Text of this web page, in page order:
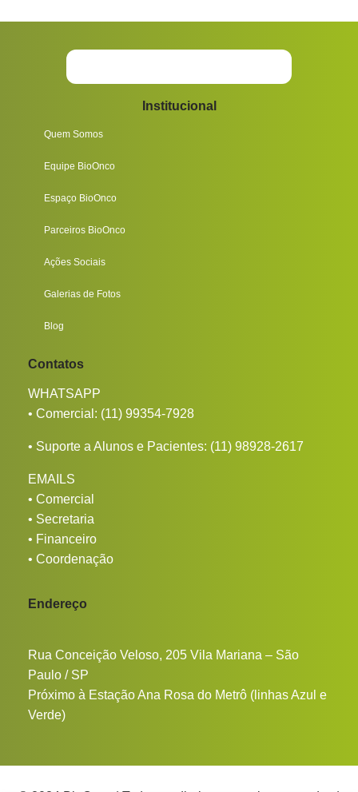
Institucional
Quem Somos
Equipe BioOnco
Espaço BioOnco
Parceiros BioOnco
Ações Sociais
Galerias de Fotos
Blog
Contatos
WHATSAPP
• Comercial: (11) 99354-7928
• Suporte a Alunos e Pacientes: (11) 98928-2617
EMAILS
• Comercial
• Secretaria
• Financeiro
• Coordenação
Endereço
Rua Conceição Veloso, 205 Vila Mariana – São
Paulo / SP
Próximo à Estação Ana Rosa do Metrô (linhas Azul e
Verde)